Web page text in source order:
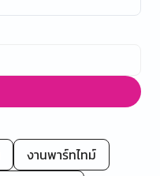
งานพาร์ทไทม์